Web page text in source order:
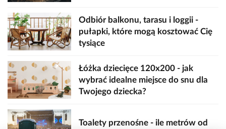
Odbiór balkonu, tarasu i loggii -
pułapki, które mogą kosztować Cię
tysiące
Łóżka dziecięce 120x200 - jak
wybrać idealne miejsce do snu dla
Twojego dziecka?
Toalety przenośne - ile metrów od